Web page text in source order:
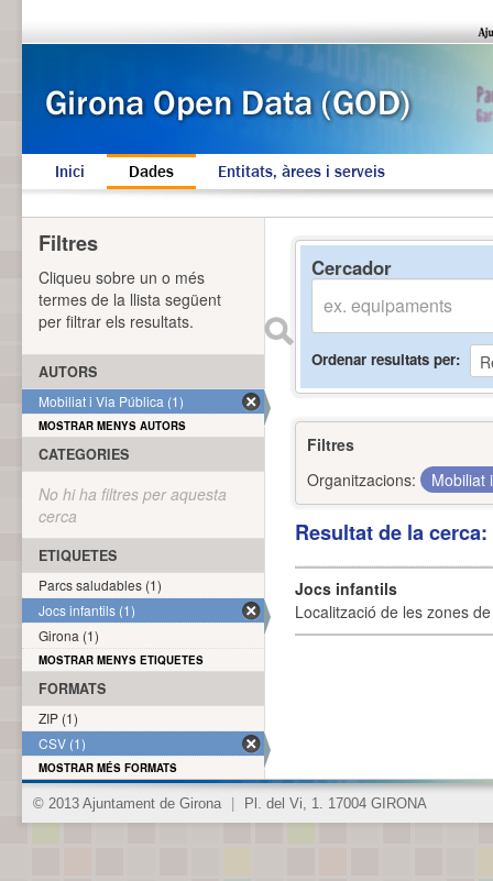
Inici Dades Entitats, àrees i serveis
Cercador
Ordenar resultats per
Filtres
Organitzacions:
Mobiliat
Resultat de la
Jocs infantils
Localització de les zones
Filtres
Cliqueu sobre un o més
termes de la llista següent
per filtrar els resultats.
AUTORS
Mobiliat i Via Pública (1)
MOSTRAR MENYS AUTORS
CATEGORIES
No hi ha filtres per aquesta
cerca
ETIQUETES
Parcs saludables (1)
Jocs infantils (1)
Girona (1)
MOSTRAR MENYS ETIQUETES
FORMATS
ZIP (1)
CSV (1)
MOSTRAR MÉS FORMATS
© 2013 Ajuntament de Girona Pl. del Vi, 1. 17004 GIRONA